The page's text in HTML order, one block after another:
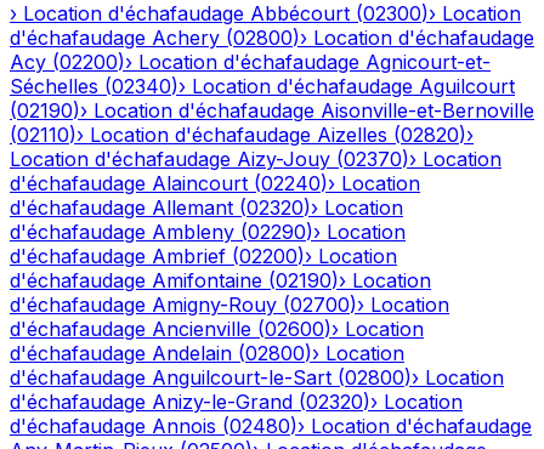
› Location d'échafaudage Abbécourt (02300)› Location
d'échafaudage Achery (02800)› Location d'échafaudage
Acy (02200)› Location d'échafaudage Agnicourt-et-
Séchelles (02340)› Location d'échafaudage Aguilcourt
(02190)› Location d'échafaudage Aisonville-et-Bernoville
(02110)› Location d'échafaudage Aizelles (02820)›
Location d'échafaudage Aizy-Jouy (02370)› Location
d'échafaudage Alaincourt (02240)› Location
d'échafaudage Allemant (02320)› Location
d'échafaudage Ambleny (02290)› Location
d'échafaudage Ambrief (02200)› Location
d'échafaudage Amifontaine (02190)› Location
d'échafaudage Amigny-Rouy (02700)› Location
d'échafaudage Ancienville (02600)› Location
d'échafaudage Andelain (02800)› Location
d'échafaudage Anguilcourt-le-Sart (02800)› Location
d'échafaudage Anizy-le-Grand (02320)› Location
d'échafaudage Annois (02480)› Location d'échafaudage